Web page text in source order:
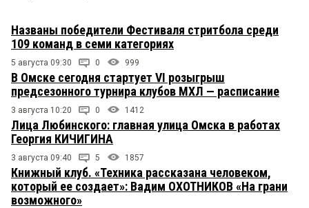
Названы победители Фестиваля стритбола среди
109 команд в семи категориях
5 августа 09:30 0 999
В Омске сегодня стартует VI розыгрыш
предсезонного турнира клубов МХЛ — расписание
3 августа 10:20 0 1412
Лица Любинского: главная улица Омска в работах
Георгия КИЧИГИНА
3 августа 09:40 5 1857
Книжный клуб. «Техника рассказана человеком,
который ее создает»: Вадим ОХОТНИКОВ «На грани
возможного»